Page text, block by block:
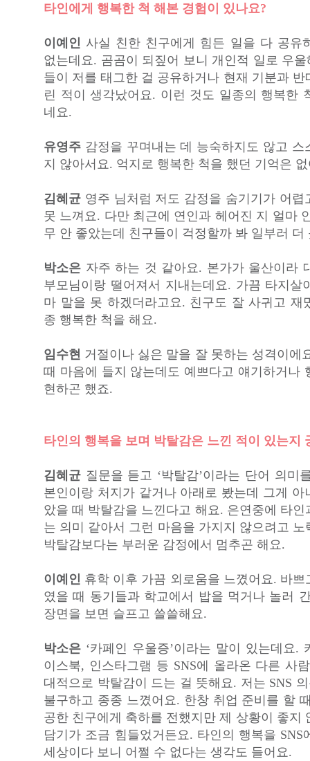
타인에게 행복한 척 해본 경험이 있나요?
이예인 사실 친한 친구에게 힘든 일을 다 공유
없는데요. 곰곰이 되짚어 보니 개인적 일로 우울
들이 저를 태그한 걸 공유하거나 현재 기분과 반
린 적이 생각났어요. 이런 것도 일종의 행복한
네요.
유영주 감정을 꾸며내는 데 능숙하지도 않고 스
지 않아서요. 억지로 행복한 척을 했던 기억은
김혜균 영주 님처럼 저도 감정을 숨기기가 어렵
못 느껴요. 다만 최근에 연인과 헤어진 지 얼마
무 안 좋았는데 친구들이 걱정할까 봐 일부러 더
박소은 자주 하는 것 같아요. 본가가 울산이라
부모님이랑 떨어져서 지내는데요. 가끔 타지살
마 말을 못 하겠더라고요. 친구도 잘 사귀고 재
종 행복한 척을 해요.
임수현 거절이나 싫은 말을 잘 못하는 성격이에
때 마음에 들지 않는데도 예쁘다고 얘기하거나
현하곤 했죠.
타인의 행복을 보며 박탈감은 느낀 적이 있는지
김혜균 질문을 듣고 ‘박탈감’이라는 단어 의미
본인이랑 처지가 같거나 아래로 봤는데 그게 아
았을 때 박탈감을 느낀다고 해요. 은연중에 타인
는 의미 같아서 그런 마음을 가지지 않으려고 노
박탈감보다는 부러운 감정에서 멈추곤 해요.
이예인 휴학 이후 가끔 외로움을 느꼈어요. 바쁘
였을 때 동기들과 학교에서 밥을 먹거나 놀러
장면을 보면 슬프고 쓸쓸해요.
박소은 ‘카페인 우울증’이라는 말이 있는데요.
이스북, 인스타그램 등 SNS에 올라온 다른 사
대적으로 박탈감이 드는 걸 뜻해요. 저는 SNS
불구하고 종종 느꼈어요. 한창 취업 준비를 할
공한 친구에게 축하를 전했지만 제 상황이 좋지
담기가 조금 힘들었거든요. 타인의 행복을 SNS
세상이다 보니 어쩔 수 없다는 생각도 들어요.